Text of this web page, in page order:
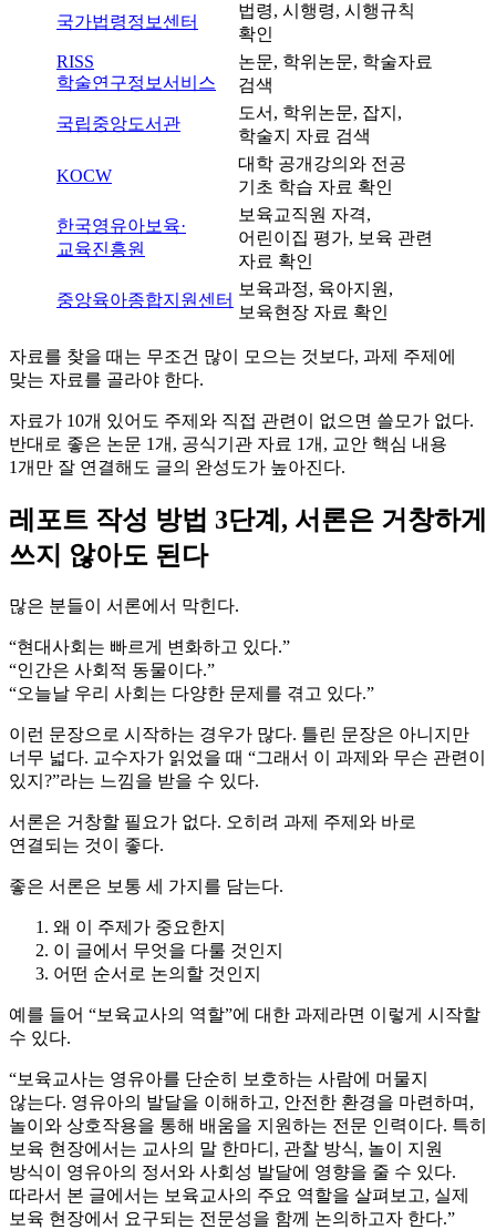
국가법령정보센터
법령, 시행령, 시행규칙
확인
RISS
학술연구정보서비스
논문, 학위논문, 학술자료
검색
국립중앙도서관
도서, 학위논문, 잡지,
학술지 자료 검색
KOCW
대학 공개강의와 전공
기초 학습 자료 확인
한국영유아보육·
교육진흥원
보육교직원 자격,
어린이집 평가, 보육 관련
자료 확인
중앙육아종합지원센터
보육과정, 육아지원,
보육현장 자료 확인
자료를 찾을 때는 무조건 많이 모으는 것보다, 과제 주제에
맞는 자료를 골라야 한다.
자료가 10개 있어도 주제와 직접 관련이 없으면 쓸모가 없다.
반대로 좋은 논문 1개, 공식기관 자료 1개, 교안 핵심 내용
1개만 잘 연결해도 글의 완성도가 높아진다.
레포트 작성 방법 3단계, 서론은 거창하게
쓰지 않아도 된다
많은 분들이 서론에서 막힌다.
“현대사회는 빠르게 변화하고 있다.”
“인간은 사회적 동물이다.”
“오늘날 우리 사회는 다양한 문제를 겪고 있다.”
이런 문장으로 시작하는 경우가 많다. 틀린 문장은 아니지만
너무 넓다. 교수자가 읽었을 때 “그래서 이 과제와 무슨 관련이
있지?”라는 느낌을 받을 수 있다.
서론은 거창할 필요가 없다. 오히려 과제 주제와 바로
연결되는 것이 좋다.
좋은 서론은 보통 세 가지를 담는다.
왜 이 주제가 중요한지
이 글에서 무엇을 다룰 것인지
어떤 순서로 논의할 것인지
예를 들어 “보육교사의 역할”에 대한 과제라면 이렇게 시작할
수 있다.
“보육교사는 영유아를 단순히 보호하는 사람에 머물지
않는다. 영유아의 발달을 이해하고, 안전한 환경을 마련하며,
놀이와 상호작용을 통해 배움을 지원하는 전문 인력이다. 특히
보육 현장에서는 교사의 말 한마디, 관찰 방식, 놀이 지원
방식이 영유아의 정서와 사회성 발달에 영향을 줄 수 있다.
따라서 본 글에서는 보육교사의 주요 역할을 살펴보고, 실제
보육 현장에서 요구되는 전문성을 함께 논의하고자 한다.”